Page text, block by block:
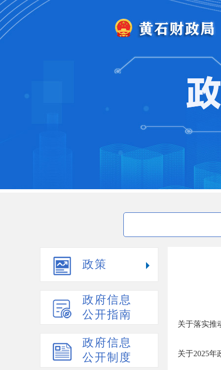
政策
政府信息
公开指南
政府信息
公开制度
关于落实推
关于2025年